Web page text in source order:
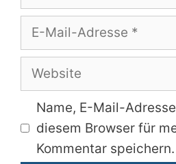
E-
Mail-
Adresse
Website
Name, E-Mail-
diesem Browser für
Kommentar speichern.